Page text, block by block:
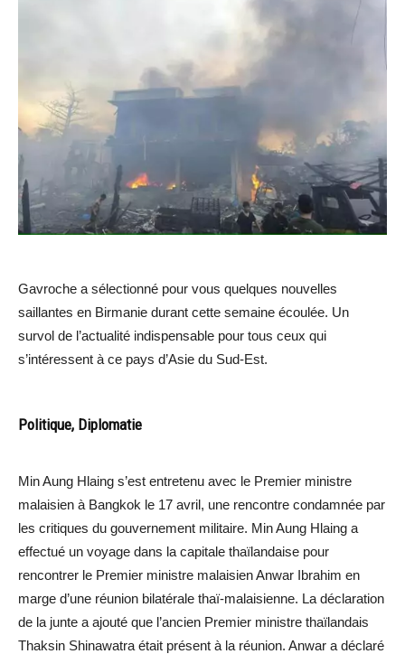
Gavroche a sélectionné pour vous quelques nouvelles
saillantes en Birmanie durant cette semaine écoulée. Un
survol de l’actualité indispensable pour tous ceux qui
s’intéressent à ce pays d’Asie du Sud-Est.
Politique, Diplomatie
Min Aung Hlaing s’est entretenu avec le Premier ministre
malaisien à Bangkok le 17 avril, une rencontre condamnée par
les critiques du gouvernement militaire. Min Aung Hlaing a
effectué un voyage dans la capitale thaïlandaise pour
rencontrer le Premier ministre malaisien Anwar Ibrahim en
marge d’une réunion bilatérale thaï-malaisienne. La déclaration
de la junte a ajouté que l’ancien Premier ministre thaïlandais
Thaksin Shinawatra était présent à la réunion. Anwar a déclaré